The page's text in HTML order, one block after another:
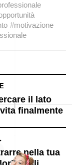
#motivazione
il lato
finalmente
nella tua